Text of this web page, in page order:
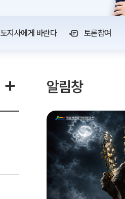
도지사에게 바란다 토론참여
알림창